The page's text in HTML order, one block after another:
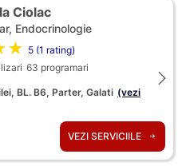
Ciolac
Endocrinologie
5 (1 rating)
63 programari
BL. B6, Parter, Galati (vezi
VEZI SERVICIILE